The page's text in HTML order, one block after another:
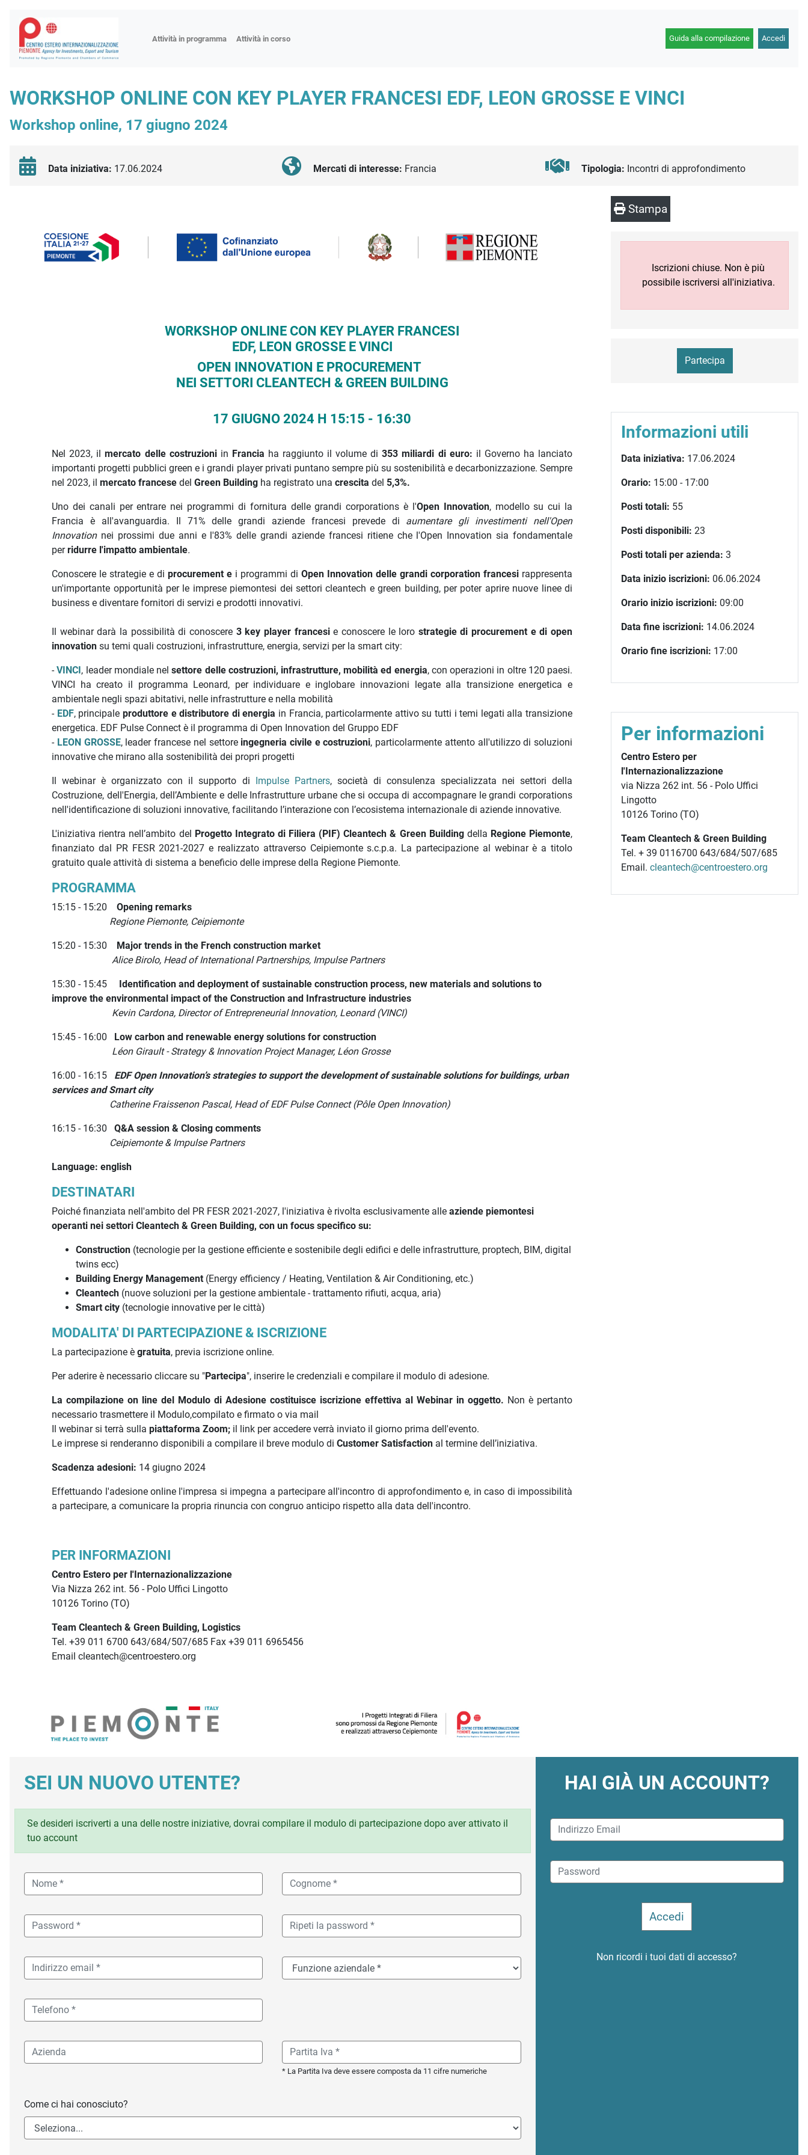
Attività in programma Attività in corso
Fiere
Workshop
Focus settoriali
Guida alla compilazione Accedi
WORKSHOP ONLINE CON KEY PLAYER FRANCESI EDF, LEON GROSSE E VINCI
Workshop online, 17 giugno 2024
Data iniziativa: 17.06.2024 Mercati di interesse: Francia Tipologia: Incontri di approfondimento
Descrizione iniziativaWORKSHOP ONLINE CON KEY PLAYER FRANCESI
EDF, LEON GROSSE E VINCI
OPEN INNOVATION E PROCUREMENT
NEI SETTORI CLEANTECH & GREEN BUILDING
17 GIUGNO 2024 H 15:15 - 16:30
Nel 2023, ilmercato delle costruzioniin Francia ha raggiunto il volume di353 miliardi di euro: il Governo ha lanciato
importanti progetti pubblici green e i grandi player privati puntano sempre più su sostenibilità e decarbonizzazione. Sempre
nel 2023, ilmercato francese delGreen Building ha registrato unacrescita del 5,3%.
Uno dei canali per entrare nei programmi di fornitura delle grandi corporations è l'Open Innovation, modello su cui la
Francia è all'avanguardia. Il 71% delle grandi aziende francesi prevede di aumentare gli investimenti nell'Open
Innovation nei prossimi due anni e l'83% delle grandi aziende francesi ritiene che l'Open Innovation sia fondamentale
perridurre l'impatto ambientale.
Conoscere le strategie e diprocurement e i programmi di Open Innovation delle grandi corporation francesi rappresenta
un'importante opportunità per le imprese piemontesi dei settori cleantech e green building, per poter aprire nuove linee di
business e diventare fornitori di servizi e prodotti innovativi.
Il webinar darà la possibilità di conoscere 3 key player francesie conoscere le loro strategie di procurement e di open
innovation su temi quali costruzioni, infrastrutture, energia, servizi per la smart city:
-VINCI , leader mondiale nelsettore delle costruzioni, infrastrutture, mobilità ed energia, con operazioni in oltre 120 paesi.
VINCI ha creato il programma Leonard, per individuare e inglobare innovazioni legate alla transizione energetica e
ambientale negli spazi abitativi, nelle infrastrutture e nella mobilità
- EDF, principale produttore e distributore di energia in Francia, particolarmente attivo su tutti i temi legati alla transizione
energetica. EDF Pulse Connect è il programma di Open Innovation del Gruppo EDF
- LEON GROSSE, leader francese nel settore ingegneria civile e costruzioni, particolarmente attento all'utilizzo di soluzioni
innovative che mirano alla sostenibilità dei propri progetti
Il webinar è organizzato con il supporto di Impulse Partners, società di consulenza specializzata nei settori della
Costruzione, dell'Energia, dell’Ambiente e delle Infrastrutture urbane che si occupa di accompagnare le grandi corporations
nell'identificazione di soluzioni innovative, facilitando l’interazione con l’ecosistema internazionale di aziende innovative.
L'iniziativa rientra nell’ambito del Progetto Integrato di Filiera (PIF) Cleantech & Green Building della Regione Piemonte,
finanziato dal PR FESR 2021-2027 e realizzato attraverso Ceipiemonte s.c.p.a. La partecipazione al webinar è a titolo
gratuito quale attività di sistema a beneficio delle imprese della Regione Piemonte.
PROGRAMMA
15:15 - 15:20 Opening remarks
Regione Piemonte, Ceipiemonte
15:20 - 15:30
Major trends in the French construction market
Alice Birolo, Head of International Partnerships, Impulse Partners
15:30 - 15:45
Identification and deployment of sustainable construction process, new materials and solutions to
improve the environmental impact of the Construction and Infrastructure industries
Kevin Cardona, Director of Entrepreneurial Innovation, Leonard (VINCI)
15:45 - 16:00
Low carbon and renewable energy solutions for construction
Léon Girault - Strategy & Innovation Project Manager, Léon Grosse
16:00 - 16:15 EDF Open Innovation’s strategies to support the development of sustainable solutions for buildings, urban
services and Smart city
Catherine Fraissenon Pascal, Head of EDF Pulse Connect (Pôle Open Innovation)
16:15 - 16:30Q&A session &Closing comments
Ceipiemonte & Impulse Partners
Language: english
DESTINATARI
Poiché finanziata nell'ambito del PR FESR 2021-2027, l'iniziativa è rivolta esclusivamente alleaziende piemontesi
operanti nei settori Cleantech & Green Building, con un focus specifico su:
Construction (tecnologie per la gestione efficiente e sostenibile degli edifici e delle infrastrutture, proptech, BIM, digital
twins ecc)
Building Energy Management (Energy efficiency / Heating, Ventilation & Air Conditioning, etc.)
Cleantech (nuove soluzioni per la gestione ambientale - trattamento rifiuti, acqua, aria)
Smart city (tecnologie innovative per le città)
MODALITA' DI PARTECIPAZIONE & ISCRIZIONE
La partecipazione ègratuita, previa iscrizione online.
Per aderire è necessario cliccare su "Partecipa", inserire le credenziali e compilare il modulo di adesione.
La compilazione on line del Modulo di Adesione costituisce iscrizione effettiva al Webinar in oggetto. Non è pertanto
necessario trasmettere il Modulo,compilato e firmato o via mail
Il webinar si terrà sullapiattaforma Zoom; il link per accedere verrà inviato il giorno prima dell'evento.
Le imprese si renderanno disponibili a compilare il breve modulo diCustomer Satisfaction al termine dell’iniziativa.
Scadenza adesioni: 14 giugno 2024
Effettuando l'adesione online l'impresa si impegna a partecipare all'incontro di approfondimento e, in caso di impossibilità
a partecipare, a comunicare la propria rinuncia con congruo anticipo rispetto alla data dell'incontro.
PER INFORMAZIONI
Centro Estero per l'Internazionalizzazione
Via Nizza 262 int. 56 - Polo Uffici Lingotto
10126 Torino (TO)
Team Cleantech & Green Building, Logistics
Tel. +39 011 6700 643/684/507/685 Fax +39 011 6965456
Email cleantech@centroestero.org
Stampa
Iscrizioni chiuse. Non è più
possibile iscriversi all'iniziativa.
Partecipa
Informazioni utili
Data iniziativa: 17.06.2024
Orario: 15:00 - 17:00
Posti totali: 55
Posti disponibili: 23
Posti totali per azienda: 3
Data inizio iscrizioni: 06.06.2024
Orario inizio iscrizioni: 09:00
Data fine iscrizioni: 14.06.2024
Orario fine iscrizioni: 17:00
Per informazioni
Centro Estero per
l'Internazionalizzazione
via Nizza 262 int. 56 - Polo Uffici
Lingotto
10126 Torino (TO)
Team Cleantech & Green Building
Tel. + 39 0116700 643/684/507/685
Email. cleantech@centroestero.org
SEI UN NUOVO UTENTE?
Se desideri iscriverti a una delle nostre iniziative, dovrai compilare il modulo di partecipazione dopo aver attivato il
tuo account
* La Partita Iva deve essere composta da 11 cifre numeriche
Come ci hai conosciuto?
HAI GIÀ UN ACCOUNT?
Non ricordi i tuoi dati di accesso?